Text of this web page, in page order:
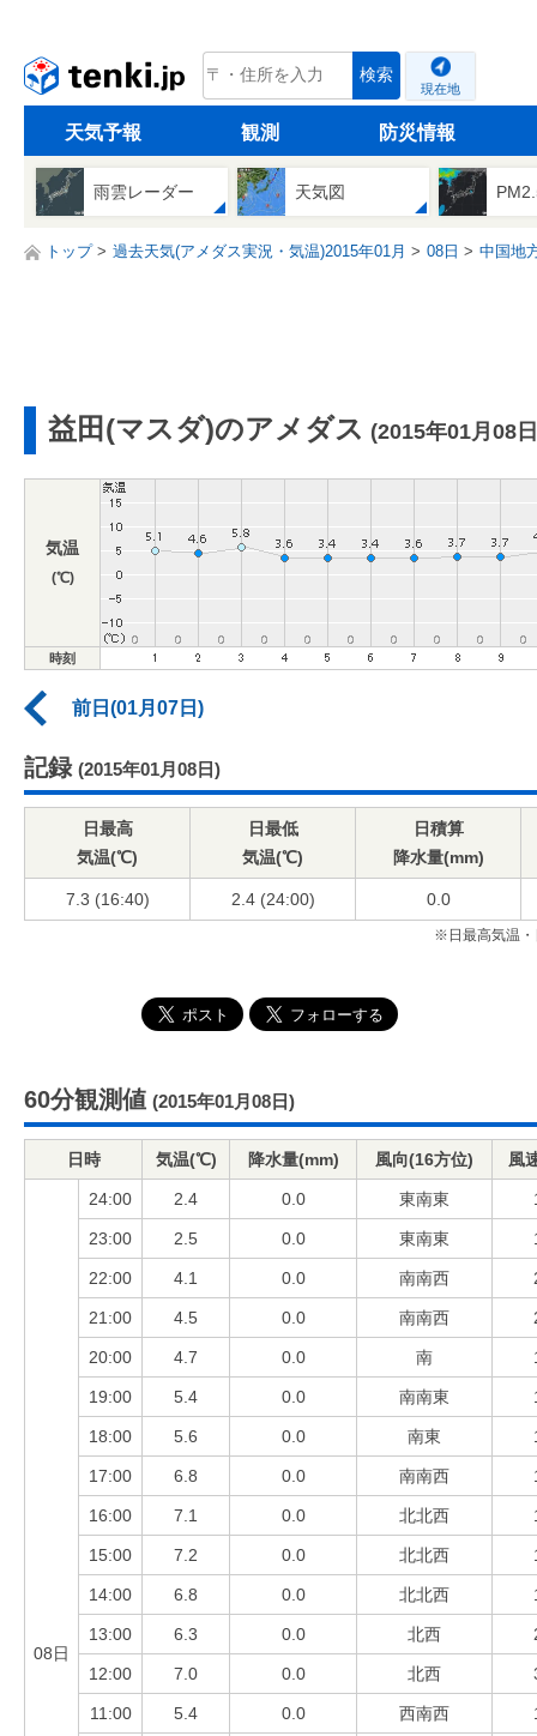
tenki.jp 検索
現在地
天気予報 観測 防災情報
雨雲レーダー 天気図
トップ 過去天気(アメダス実況・気温)2015年01月 08日 中国地
益田(マスダ)のアメダス (2015年01月08
気温
(℃)
時刻
前日(01月07日)
記録 (2015年01月08日)
日最高
気温(℃)
日最低
気温(℃)
日積算
降水量(mm)
7.3 (16:40) 2.4 (24:00) 0.0
※日最高気温・
60分観測値 (2015年01月08日)
日時 気温(℃) 降水量(mm) 風向(16方位) 風
08日
24:00 2.4 0.0 東南東
23:00 2.5 0.0 東南東
22:00 4.1 0.0 南南西
21:00 4.5 0.0 南南西
20:00 4.7 0.0 南
19:00 5.4 0.0 南南東
18:00 5.6 0.0 南東
17:00 6.8 0.0 南南西
16:00 7.1 0.0 北北西
15:00 7.2 0.0 北北西
14:00 6.8 0.0 北北西
13:00 6.3 0.0 北西
12:00 7.0 0.0 北西
11:00 5.4 0.0 西南西